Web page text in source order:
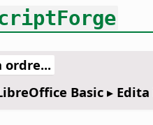
ordre...
Basic ▸ Edita